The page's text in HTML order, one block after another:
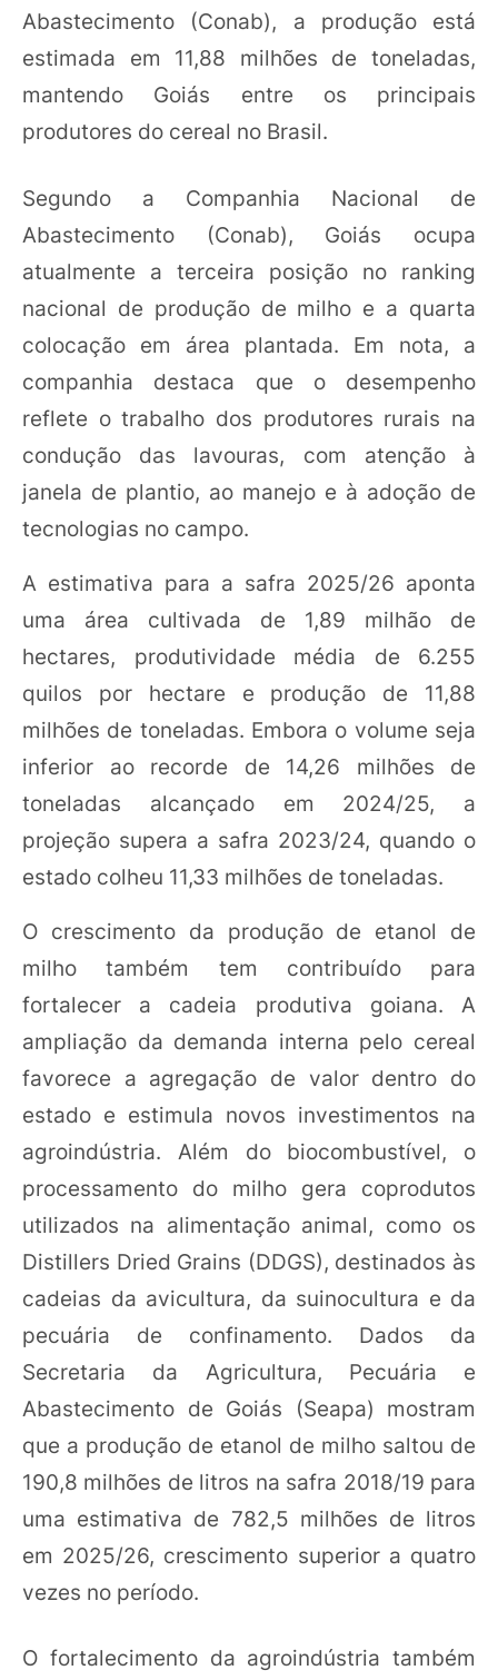
Abastecimento (Conab), a produção está
estimada em 11,88 milhões de toneladas,
mantendo Goiás entre os principais
produtores do cereal no Brasil.
Segundo a Companhia Nacional de
Abastecimento (Conab), Goiás ocupa
atualmente a terceira posição no ranking
nacional de produção de milho e a quarta
colocação em área plantada. Em nota, a
companhia destaca que o desempenho
reflete o trabalho dos produtores rurais na
condução das lavouras, com atenção à
janela de plantio, ao manejo e à adoção de
tecnologias no campo.
A estimativa para a safra 2025/26 aponta
uma área cultivada de 1,89 milhão de
hectares, produtividade média de 6.255
quilos por hectare e produção de 11,88
milhões de toneladas. Embora o volume seja
inferior ao recorde de 14,26 milhões de
toneladas alcançado em 2024/25, a
projeção supera a safra 2023/24, quando o
estado colheu 11,33 milhões de toneladas.
O crescimento da produção de etanol de
milho também tem contribuído para
fortalecer a cadeia produtiva goiana. A
ampliação da demanda interna pelo cereal
favorece a agregação de valor dentro do
estado e estimula novos investimentos na
agroindústria. Além do biocombustível, o
processamento do milho gera coprodutos
utilizados na alimentação animal, como os
Distillers Dried Grains (DDGS), destinados às
cadeias da avicultura, da suinocultura e da
pecuária de confinamento. Dados da
Secretaria da Agricultura, Pecuária e
Abastecimento de Goiás (Seapa) mostram
que a produção de etanol de milho saltou de
190,8 milhões de litros na safra 2018/19 para
uma estimativa de 782,5 milhões de litros
em 2025/26, crescimento superior a quatro
vezes no período.
O fortalecimento da agroindústria também